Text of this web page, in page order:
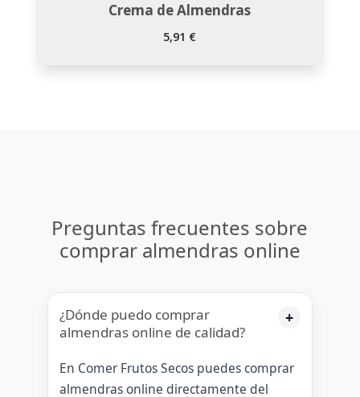
Crema de Almendras
5,91 €
Preguntas frecuentes sobre
comprar almendras online
¿Dónde puedo comprar
almendras online de calidad?
En Comer Frutos Secos puedes comprar
almendras online directamente del